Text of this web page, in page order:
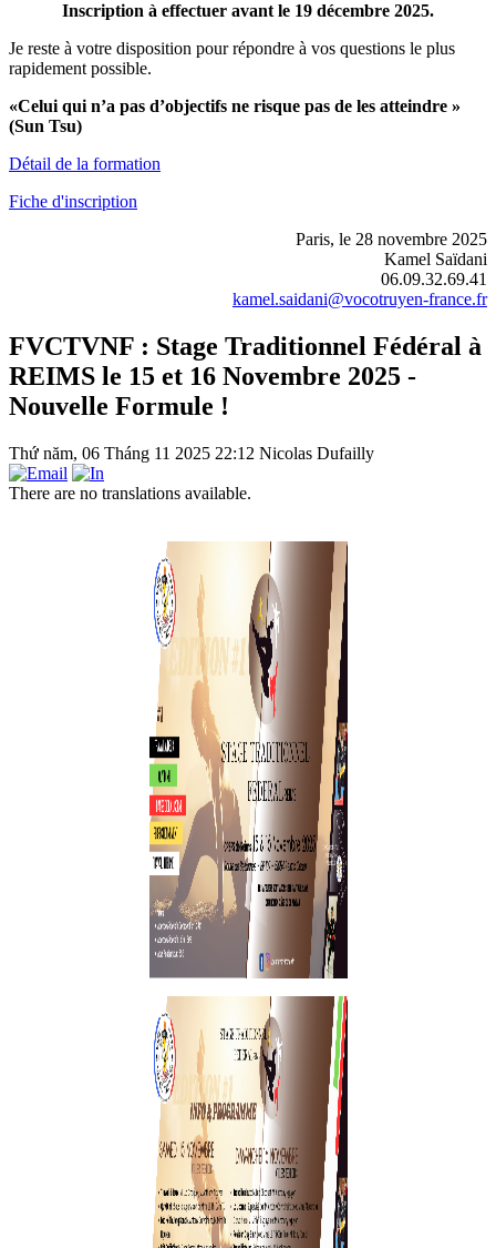
Inscription à effectuer avant le 19 décembre 2025.
Je reste à votre disposition pour répondre à vos questions le plus
rapidement possible.
«Celui qui n’a pas d’objectifs ne risque pas de les atteindre »
(Sun Tsu)
Détail de la formation
Fiche d'inscription
Paris, le 28 novembre 2025
Kamel Saïdani
06.09.32.69.41
kamel.saidani@vocotruyen-france.fr
FVCTVNF : Stage Traditionnel Fédéral à
REIMS le 15 et 16 Novembre 2025 -
Nouvelle Formule !
Thứ năm, 06 Tháng 11 2025 22:12 Nicolas Dufailly
There are no translations available.